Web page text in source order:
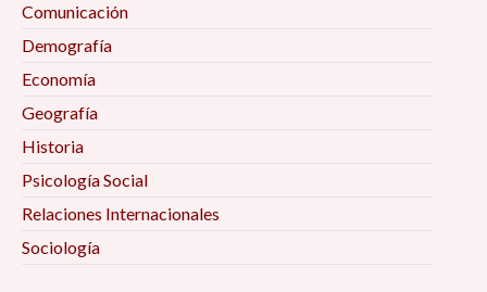
Comunicación
Demografía
Economía
Geografía
Historia
Psicología Social
Relaciones Internacionales
Sociología